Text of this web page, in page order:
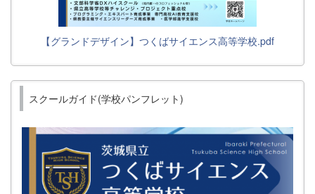
【グランドデザイン】つくばサイエンス高等学校.pdf
スクールガイド(学校パンフレット)